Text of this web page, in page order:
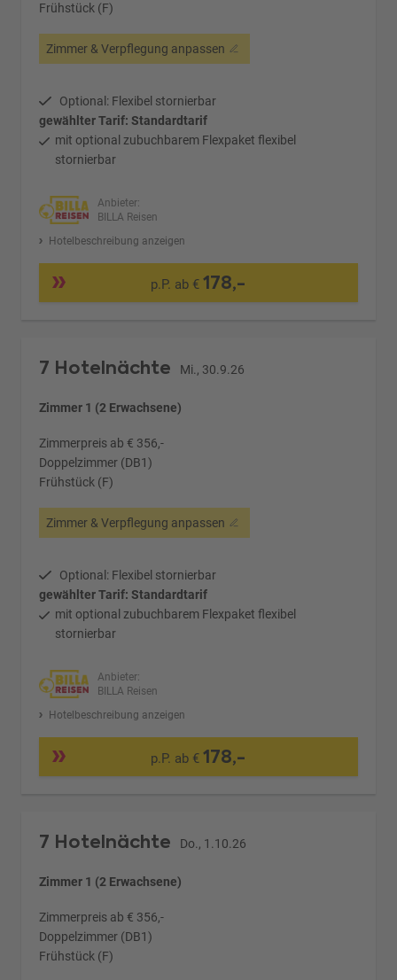
Frühstück (F)
Zimmer & Verpflegung anpassen
Optional: Flexibel stornierbar
gewählter Tarif: Standardtarif
mit optional zubuchbarem Flexpaket flexibel
stornierbar
Anbieter:
BILLA Reisen
Hotelbeschreibung anzeigen
p.P. ab €178,-
7 Hotelnächte Mi., 30.9.26
Zimmer 1 (2 Erwachsene)
Zimmerpreis ab € 356,-
Doppelzimmer (DB1)
Frühstück (F)
Zimmer & Verpflegung anpassen
Optional: Flexibel stornierbar
gewählter Tarif: Standardtarif
mit optional zubuchbarem Flexpaket flexibel
stornierbar
Anbieter:
BILLA Reisen
Hotelbeschreibung anzeigen
p.P. ab €178,-
7 Hotelnächte Do., 1.10.26
Zimmer 1 (2 Erwachsene)
Zimmerpreis ab € 356,-
Doppelzimmer (DB1)
Frühstück (F)